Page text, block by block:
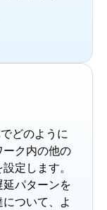
どのように
ク内の他の
定します。
パターンを
ついて、よ